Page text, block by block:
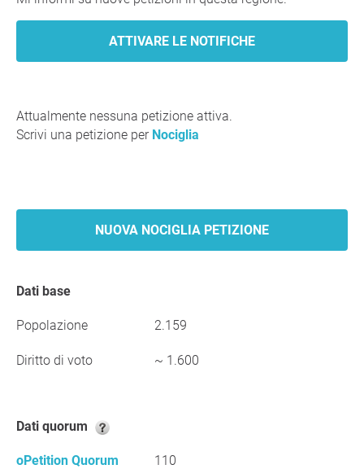
Attualmente nessuna petizione attiva.
Scrivi una petizione per Nociglia
NUOVA NOCIGLIA PETIZIONE
Dati base
Popolazione 2.159
Diritto di voto ~ 1.600
Dati quorum
oPetition Quorum
110